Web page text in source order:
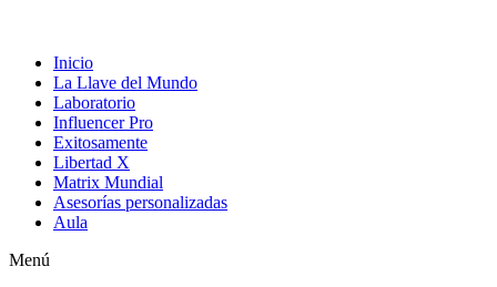
Inicio
La Llave del Mundo
Laboratorio
Influencer Pro
Exitosamente
Libertad X
Matrix Mundial
Asesorías personalizadas
Aula
Menú